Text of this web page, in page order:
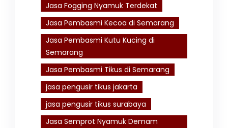
Jasa Fogging Nyamuk Terdekat
Jasa Pembasmi Kecoa di Semarang
Jasa Pembasmi Kutu Kucing di
Semarang
Jasa Pembasmi Tikus di Semarang
jasa pengusir tikus jakarta
jasa pengusir tikus surabaya
Jasa Semprot Nyamuk Demam